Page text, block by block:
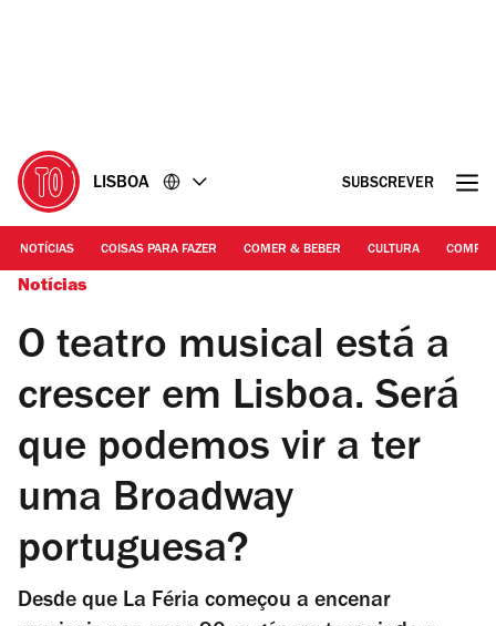
LISBOA SUBSCREVER
NOTÍCIAS COISAS PARA FAZER COMER & BEBER CULTURA
Notícias
O teatro musical está a
crescer em Lisboa. Será
que podemos vir a ter
uma Broadway
portuguesa?
Desde que La Féria começou a encenar